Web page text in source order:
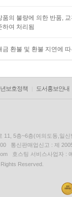
품의 불량에 의한 반품,
하여 처리됨
금 환불 및 환불 지연에
보호정책 도서홍보안내
11, 5층~6층(여의도동,일신
통신판매업신고 : 제
호스팅 서비스사업자 :
Reserved.